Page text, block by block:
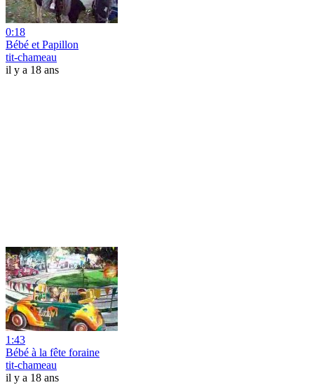
0:18
Bébé et Papillon
tit-chameau
il y a 18 ans
1:43
Bébé à la fête foraine
tit-chameau
il y a 18 ans